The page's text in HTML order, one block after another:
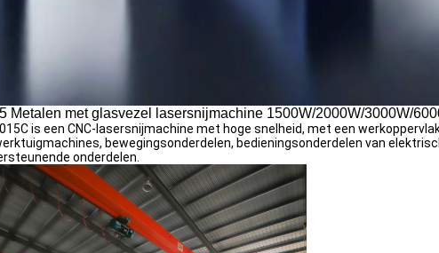
Metalen met glasvezel lasersnijmachine 1500W/2000W/3000W/
is een CNC-lasersnijmachine met hoge snelheid, met een
bewegingsonderdelen, bedieningsonderdelen van
onderdelen.